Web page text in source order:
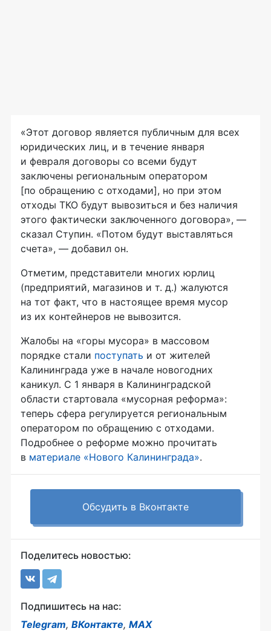
«Этот договор является публичным для всех
юридических лиц, и в течение января
и февраля договоры со всеми будут
заключены региональным оператором
[по обращению с отходами], но при этом
отходы ТКО будут вывозиться и без наличия
этого фактически заключенного договора», —
сказал Ступин. «Потом будут выставляться
счета», — добавил он.
Отметим, представители многих юрлиц
(предприятий, магазинов и т. д.) жалуются
на тот факт, что в настоящее время мусор
из их контейнеров не вывозится.
Жалобы на «горы мусора» в массовом
порядке стали поступать и от жителей
Калининграда уже в начале новогодних
каникул. С 1 января в Калининградской
области стартовала «мусорная реформа»:
теперь сфера регулируется региональным
оператором по обращению с отходами.
Подробнее о реформе можно прочитать
в материале «Нового Калининграда».
Обсудить в Вконтакте
Поделитесь новостью:
Подпишитесь на нас:
Telegram, ВКонтакте, MAX